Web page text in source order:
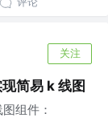
关注
简易 k 线图
组件：